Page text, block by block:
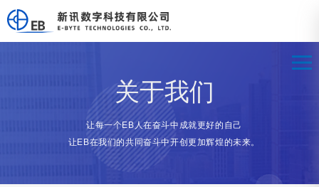
关于我们
让每一个EB人在奋斗中成就更好的自己
让EB在我们的共同奋斗中开创更加辉煌的未来。